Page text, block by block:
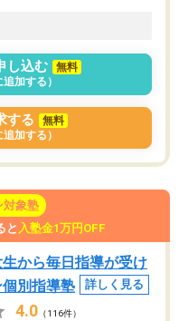
し込む
無料
追加する）
する
無料
追加する）
対象塾
と 入塾金1万円OFF
から毎日指導が受け
別指導塾
詳しく見る
4.0 （116件）